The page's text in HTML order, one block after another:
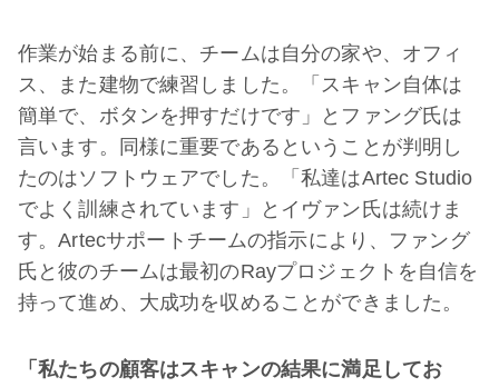
作業が始まる前に、チームは自分の家や、オフィ
ス、また建物で練習しました。「スキャン自体は
簡単で、ボタンを押すだけです」とファング氏は
言います。同様に重要であるということが判明し
たのはソフトウェアでした。「私達はArtec Studio
でよく訓練されています」とイヴァン氏は続けま
す。Artecサポートチームの指示により、ファング
氏と彼のチームは最初のRayプロジェクトを自信を
持って進め、大成功を収めることができました。
「私たちの顧客はスキャンの結果に満足してお